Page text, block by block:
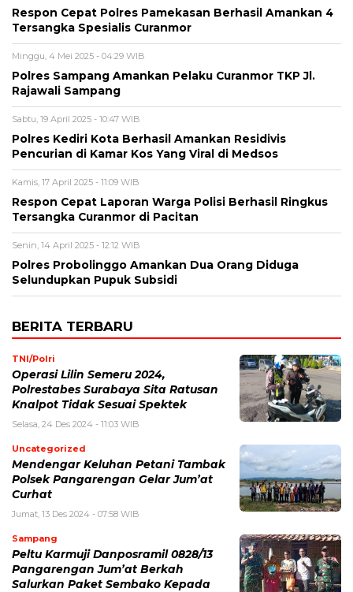
Respon Cepat Polres Pamekasan Berhasil Amankan 4
Tersangka Spesialis Curanmor
Minggu, 4 Mei 2025 - 04:29 WIB
Polres Sampang Amankan Pelaku Curanmor TKP Jl.
Rajawali Sampang
Sabtu, 19 April 2025 - 10:47 WIB
Polres Kediri Kota Berhasil Amankan Residivis
Pencurian di Kamar Kos Yang Viral di Medsos
Kamis, 17 April 2025 - 11:09 WIB
Respon Cepat Laporan Warga Polisi Berhasil Ringkus
Tersangka Curanmor di Pacitan
Senin, 14 April 2025 - 12:12 WIB
Polres Probolinggo Amankan Dua Orang Diduga
Selundupkan Pupuk Subsidi
BERITA TERBARU
TNI/Polri
Operasi Lilin Semeru 2024,
Polrestabes Surabaya Sita Ratusan
Knalpot Tidak Sesuai Spektek
Selasa, 24 Des 2024 - 11:03 WIB
Uncategorized
Mendengar Keluhan Petani Tambak
Polsek Pangarengan Gelar Jum’at
Curhat
Jumat, 13 Des 2024 - 07:58 WIB
Sampang
Peltu Karmuji Danposramil 0828/13
Pangarengan Jum’at Berkah
Salurkan Paket Sembako Kepada